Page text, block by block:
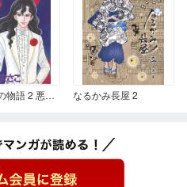
闇の王子の物語 2 悪魔のウェディング なるかみ長屋 2